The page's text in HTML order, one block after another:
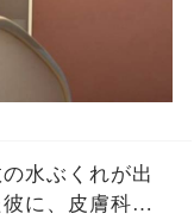
水ぶくれが出
に、皮膚科医